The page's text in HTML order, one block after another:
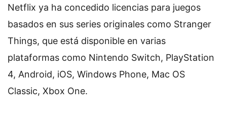
Netflix ya ha concedido licencias para juegos
basados en sus series originales como Stranger
Things, que está disponible en varias
plataformas como Nintendo Switch, PlayStation
4, Android, iOS, Windows Phone, Mac OS
Classic, Xbox One.